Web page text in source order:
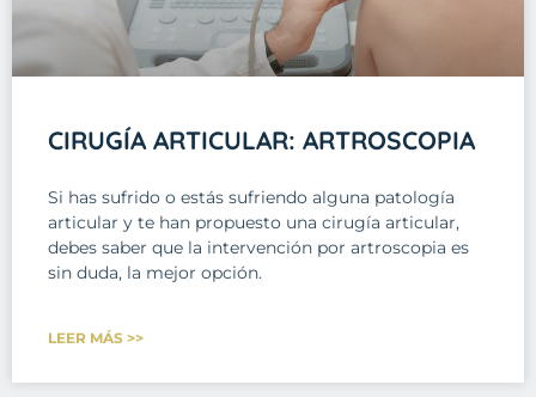
CIRUGÍA ARTICULAR: ARTROSCOPIA
Si has sufrido o estás sufriendo alguna patología
articular y te han propuesto una cirugía articular,
debes saber que la intervención por artroscopia es
sin duda, la mejor opción.
LEER MÁS >>